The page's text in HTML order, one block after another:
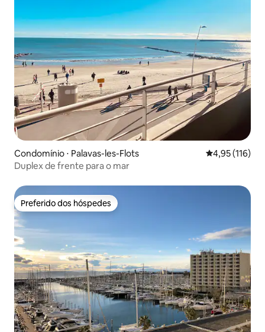
Condomínio ⋅ Palavas-les-Flots 4,95 de uma
4,95 (116)
Duplex de frente para o mar
Preferido dos hóspedes
Preferido dos hóspedes